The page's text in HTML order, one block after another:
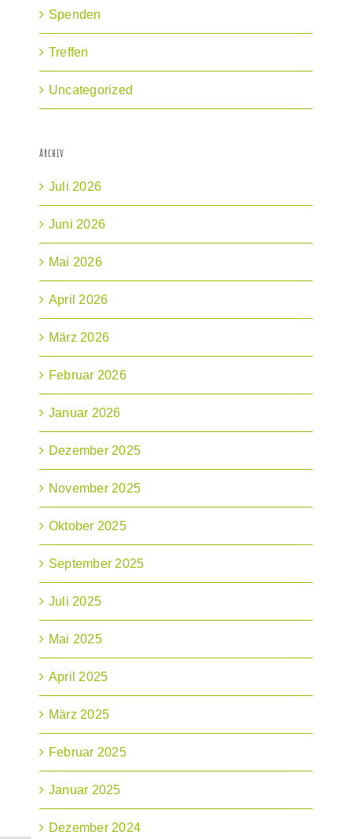
Spenden
Treffen
Uncategorized
Archiv
Juli 2026
Juni 2026
Mai 2026
April 2026
März 2026
Februar 2026
Januar 2026
Dezember 2025
November 2025
Oktober 2025
September 2025
Juli 2025
Mai 2025
April 2025
März 2025
Februar 2025
Januar 2025
Dezember 2024